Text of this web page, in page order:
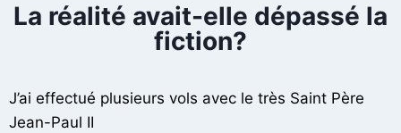
La réalité avait-elle dépassé la
fiction?
J’ai effectué plusieurs vols avec le très Saint Père
Jean-Paul II